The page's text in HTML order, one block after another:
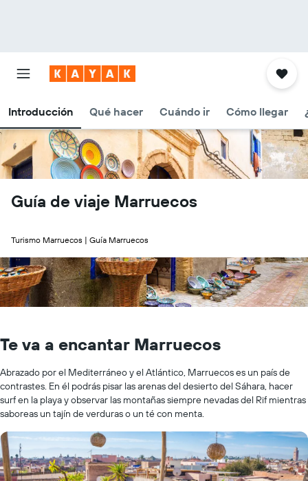
Introducción Qué hacer Cuándo ir Cómo llegar
Guía de viaje Marruecos
Turismo Marruecos | Guía Marruecos
Te va a encantar Marruecos
Abrazado por el Mediterráneo y el Atlántico, Marruecos es un país de
contrastes. En él podrás pisar las arenas del desierto del Sáhara, hacer
surf en la playa y observar las montañas siempre nevadas del Rif mientras
saboreas un tajín de verduras o un té con menta.